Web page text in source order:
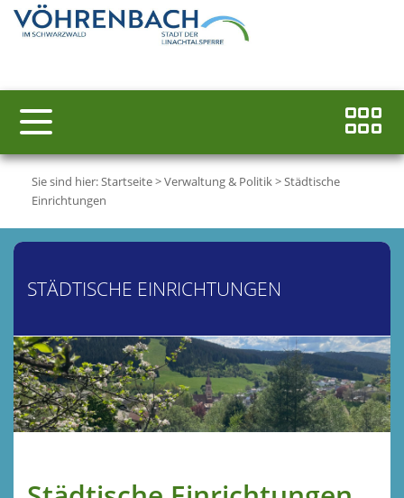
Sie sind hier:Startseite>Verwaltung & Politik>Städtische
Einrichtungen
STÄDTISCHE EINRICHTUNGEN